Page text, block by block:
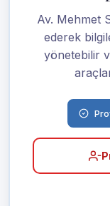
Av. Mehmet
ederek
yönetebilir